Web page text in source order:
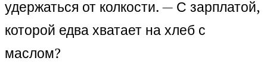
удержаться от колкости. — С зарплатой,
которой едва хватает на хлеб с
маслом?